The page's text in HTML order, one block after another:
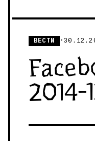
ВЕСТИ •
2014-